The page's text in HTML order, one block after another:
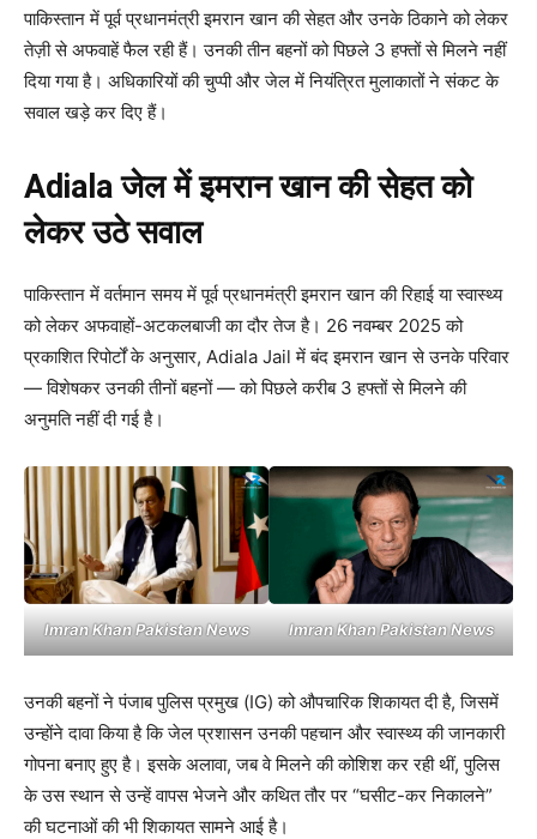
पाकिस्तान में पूर्व प्रधानमंत्री इमरान खान की सेहत और उनके ठिकाने को लेकर
तेज़ी से अफवाहें फैल रही हैं। उनकी तीन बहनों को पिछले 3 हफ्तों से मिलने नहीं
दिया गया है। अधिकारियों की चुप्पी और जेल में नियंत्रित मुलाकातों ने संकट के
सवाल खड़े कर दिए हैं।
Adiala जेल में इमरान खान की सेहत को
लेकर उठे सवाल
पाकिस्तान में वर्तमान समय में पूर्व प्रधानमंत्री इमरान खान की रिहाई या स्वास्थ्य
को लेकर अफवाहों-अटकलबाजी का दौर तेज है। 26 नवम्बर 2025 को
प्रकाशित रिपोर्टों के अनुसार, Adiala Jail में बंद इमरान खान से उनके परिवार
— विशेषकर उनकी तीनों बहनों — को पिछले करीब 3 हफ्तों से मिलने की
अनुमति नहीं दी गई है।
Imran Khan Pakistan News Imran Khan Pakistan News
उनकी बहनों ने पंजाब पुलिस प्रमुख (IG) को औपचारिक शिकायत दी है, जिसमें
उन्होंने दावा किया है कि जेल प्रशासन उनकी पहचान और स्वास्थ्य की जानकारी
गोपना बनाए हुए है। इसके अलावा, जब वे मिलने की कोशिश कर रही थीं, पुलिस
के उस स्थान से उन्हें वापस भेजने और कथित तौर पर “घसीट-कर निकालने”
की घटनाओं की भी शिकायत सामने आई है।